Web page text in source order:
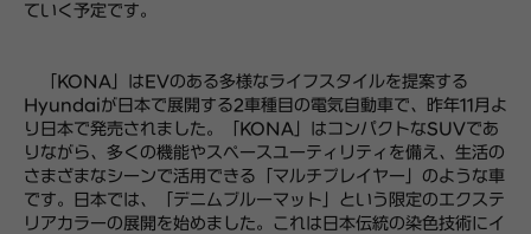
ていく予定です。
「KONA」はEVのある多様なライフスタイルを提案する
Hyundaiが日本で展開する2車種目の電気自動車で、昨年11月よ
り日本で発売されました。「KONA」はコンパクトなSUVであ
りながら、多くの機能やスペースユーティリティを備え、生活の
さまざまなシーンで活用できる「マルチプレイヤー」のような車
です。日本では、「デニムブルーマット」という限定のエクステ
リアカラーの展開を始めました。これは日本伝統の染色技術にイ